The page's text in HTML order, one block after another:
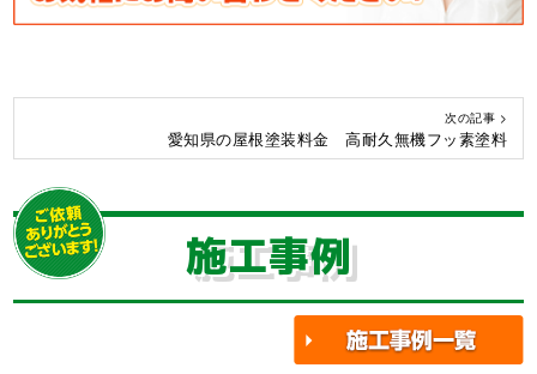
次の記事 >
愛知県の屋根塗装料金 高耐久無機フッ素塗料
施工事例